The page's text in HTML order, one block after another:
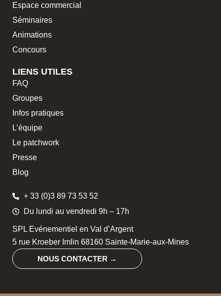
Espace commercial
Séminaires
Animations
Concours
LIENS UTILES
FAQ
Groupes
Infos pratiques
L’équipe
Le patchwork
Presse
Blog
+ 33 (0)3 89 73 53 52
Du lundi au vendredi 9h – 17h
SPL Evénementiel en Val d’Argent
5 rue Kroeber Imlin 68160 Sainte-Marie-aux-Mines
NOUS CONTACTER →